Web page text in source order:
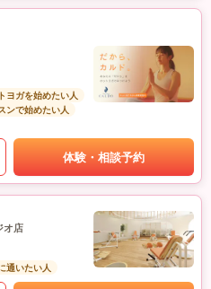
ヨガを始めたい人
ンで始めたい人
体験・相談予約
オ店
通いたい人